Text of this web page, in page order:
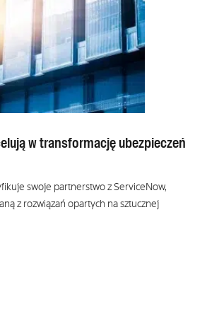
w transformację ubezpieczeń
swoje partnerstwo z ServiceNow,
z rozwiązań opartych na sztucznej